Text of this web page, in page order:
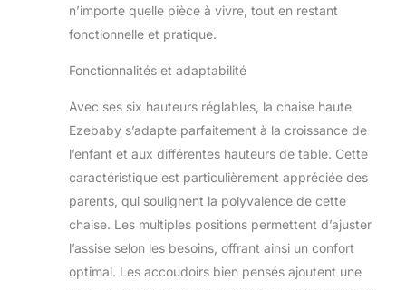
n’importe quelle pièce à vivre, tout en restant
fonctionnelle et pratique.
Fonctionnalités et adaptabilité
Avec ses six hauteurs réglables, la chaise haute
Ezebaby s’adapte parfaitement à la croissance de
l’enfant et aux différentes hauteurs de table. Cette
caractéristique est particulièrement appréciée des
parents, qui soulignent la polyvalence de cette
chaise. Les multiples positions permettent d’ajuster
l’assise selon les besoins, offrant ainsi un confort
optimal. Les accoudoirs bien pensés ajoutent une